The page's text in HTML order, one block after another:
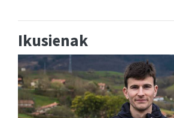
Ikusienak